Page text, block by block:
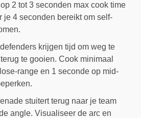
2 tot 3 seconden max cook time
je 4 seconden bereikt om self-
krijgen tijd om weg te
te gooien. Cook minimaal
range en 1 seconde op mid-
stuitert terug naar je team
angle. Visualiseer de arc en